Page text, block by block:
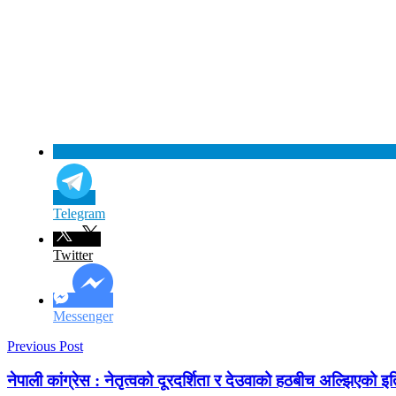
Telegram
Twitter
Messenger
Previous Post
नेपाली कांग्रेस : नेतृत्वको दूरदर्शिता र देउवाको हठबीच अल्झिएको